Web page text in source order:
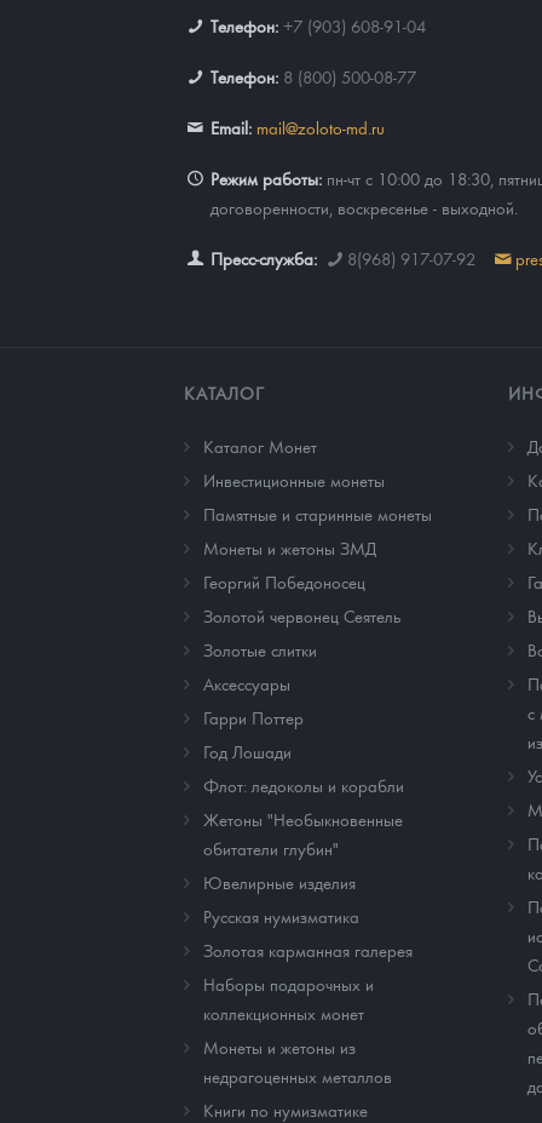
Телефон: +7 (903) 608-91-04
Телефон: 8 (800) 500-08-77
Email: mail@zoloto-md.ru
Режим работы: пн-чт с 10:00 до 18:30,
договоренности, воскресенье - выходной.
Пресс-служба: 8(968) 917-07-92
КАТАЛОГ
Каталог Монет
Инвестиционные монеты
Памятные и старинные монеты
Монеты и жетоны ЗМД
Георгий Победоносец
Золотой червонец Сеятель
Золотые слитки
Аксессуары
Гарри Поттер
Год Лошади
Флот: ледоколы и корабли
Жетоны "Необыкновенные
обитатели глубин"
Ювелирные изделия
Русская нумизматика
Золотая карманная галерея
Наборы подарочных и
коллекционных монет
Монеты и жетоны из
недрагоценных металлов
Книги по нумизматике
с